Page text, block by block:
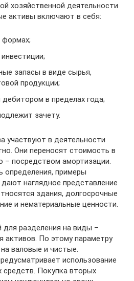
хозяйственной деятельности
активы включают в себя:
запасы в виде сырья,
продукции;
в пределах года;
зачету.
участвуют в деятельности
Они переносят стоимость в
– посредством амортизации.
определения, примеры
наглядное представление
здания, долгосрочные
и нематериальные ценности.
разделения на виды –
активов. По этому параметру
валовые и чистые.
использование
Покупка вторых